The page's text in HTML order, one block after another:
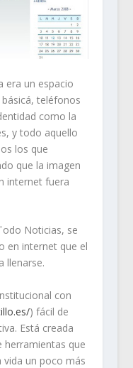
era un espacio
teléfonos
como la
y todo aquello
los que
que la imagen
internet fuera
Noticias, se
en internet que el
llenarse.
con
) fácil de
Está creada
herramientas que
vida un poco más